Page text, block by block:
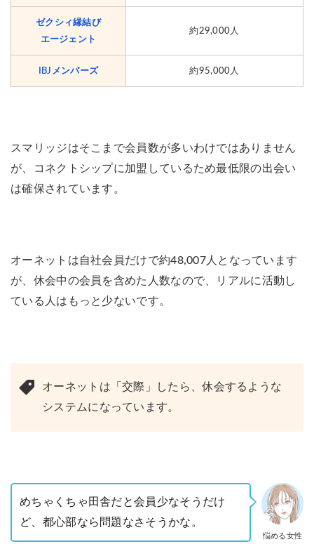
ゼクシィ縁結び
エージェント
約29,000人
IBJメンバーズ 約95,000人
スマリッジはそこまで会員数が多いわけではありません
が、コネクトシップに加盟しているため最低限の出会い
は確保されています。
オーネットは自社会員だけで約48,007人となっています
が、休会中の会員を含めた人数なので、リアルに活動し
ている人はもっと少ないです。
オーネットは「交際」したら、休会するような
システムになっています。
悩める女性
めちゃくちゃ田舎だと会員少なそうだけ
ど、都心部なら問題なさそうかな。